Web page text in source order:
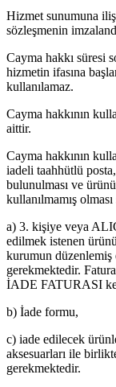
Hizmet sunumuna
sözleşmenin
Cayma hakkı süresi
hizmetin ifasına
kullanılamaz.
Cayma hakkının
aittir.
Cayma hakkının
iadeli taahhütlü
bulunulması ve
kullanılmamış
a) 3. kişiye veya
edilmek istenen
kurumun düzenlemiş
gerekmektedir.
İADE FATURASI
b) İade formu,
c) iade edilecek
aksesuarları ile
gerekmektedir.